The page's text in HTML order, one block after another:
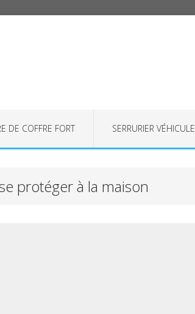
DE COFFRE FORT SERRURIER VÉHICULE
protéger à la maison